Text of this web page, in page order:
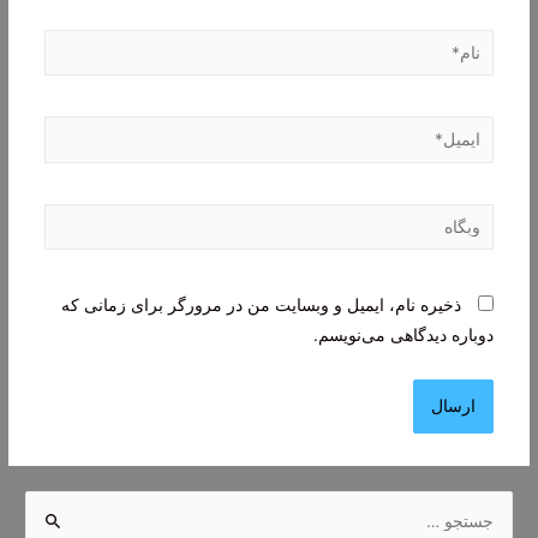
نام*
ایمیل*
وبگاه
ذخیره نام، ایمیل و وبسایت من در مرورگر برای زمانی که
دوباره دیدگاهی می‌نویسم.